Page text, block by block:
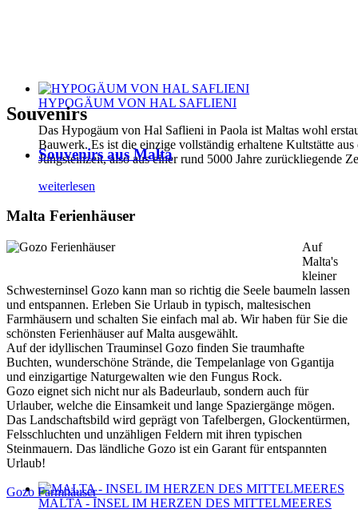
HYPOGÄUM VON HAL SAFLIENI
Das Hypogäum von Hal Saflieni in Paola ist Maltas wohl
Bauwerk. Es ist die einzige vollständig erhaltene Kultstätte aus
Jungsteinzeit, also aus einer rund 5000 Jahre zurückliegende
weiterlesen
MALTA - INSEL IM HERZEN DES MITTELMEERES
Souvenirs
Souvenirs aus Malta
Malta Ferienhäuser
Auf
Malta's
kleiner
Schwesterninsel Gozo kann man so richtig die Seele baumeln lassen
und entspannen. Erleben Sie Urlaub in typisch, maltesischen
Farmhäusern und schalten Sie einfach mal ab. Wir haben für Sie die
schönsten Ferienhäuser auf Malta ausgewählt.
Auf der idyllischen Trauminsel Gozo finden Sie traumhafte
Buchten, wunderschöne Strände, die Tempelanlage von Ggantija
und einzigartige Naturgewalten wie den Fungus Rock.
Gozo eignet sich nicht nur als Badeurlaub, sondern auch für
Urlauber, welche die Einsamkeit und lange Spaziergänge mögen.
Das Landschaftsbild wird geprägt von Tafelbergen, Glockentürmen,
Felsschluchten und unzähligen Feldern mit ihren typischen
Steinmauern. Das ländliche Gozo ist ein Garant für entspannten
Urlaub!
Gozo Farmhäuser